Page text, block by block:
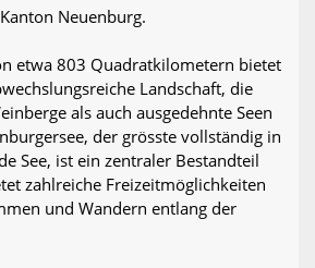
Neuenburg.
etwa 803 Quadratkilometern bietet
Landschaft, die
als auch ausgedehnte Seen
der grösste vollständig in
See, ist ein zentraler Bestandteil
zahlreiche Freizeitmöglichkeiten
und Wandern entlang der